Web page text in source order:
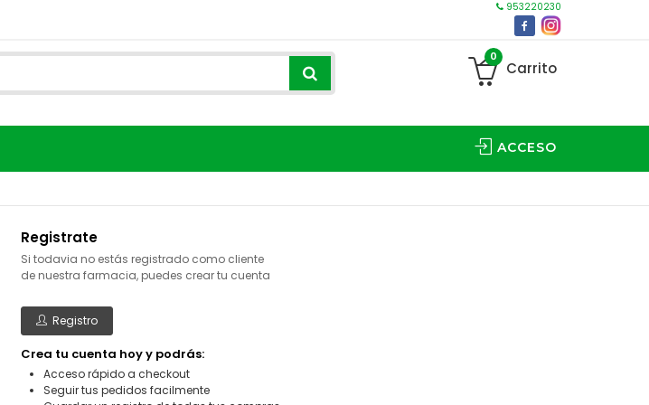
953220230
0
Carrito
ACCESO
Registrate
Si todavia no estás registrado como cliente
de nuestra farmacia, puedes crear tu cuenta
Registro
Crea tu cuenta hoy y podrás:
Acceso rápido a checkout
Seguir tus pedidos facilmente